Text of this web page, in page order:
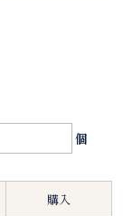
個
購入